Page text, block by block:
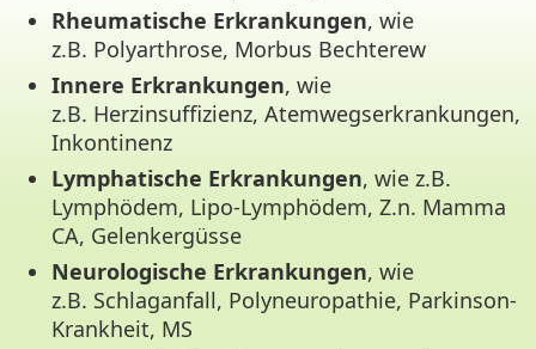
Rheumatische Erkrankungen, wie
z.B. Polyarthrose, Morbus Bechterew
Innere Erkrankungen, wie
z.B. Herzinsuffizienz, Atemwegserkrankungen,
Inkontinenz
Lymphatische Erkrankungen, wie z.B.
Lymphödem, Lipo-Lymphödem, Z.n. Mamma
CA, Gelenkergüsse
Neurologische Erkrankungen, wie
z.B. Schlaganfall, Polyneuropathie, Parkinson-
Krankheit, MS